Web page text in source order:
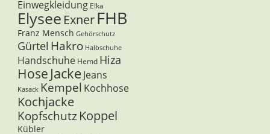
Einwegkleidung Elka
Elysee ExnerFHB
Franz Mensch Gehörschutz
Gürtel Hakro Halbschuhe
Handschuhe Hemd Hiza
Hose JackeJeans
Kasack Kempel Kochhose
Kochjacke
KopfschutzKoppel
Kübler